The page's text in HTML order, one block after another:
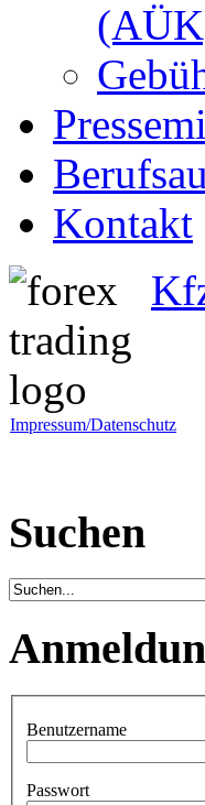
Kontakt
Impressum/Datenschutz
Suchen
Benutzername
Passwort